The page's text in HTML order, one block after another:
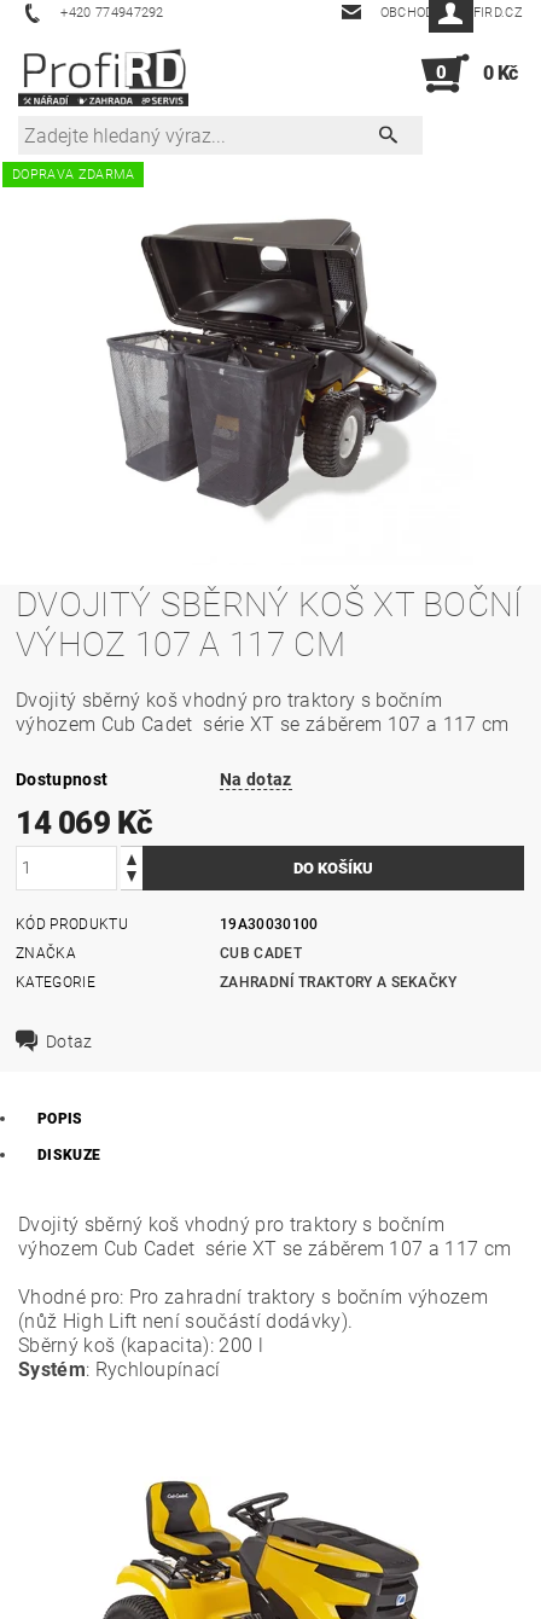
+420 774947292 OBCHOD@PROFIRD.CZ
0 0 Kč
DOPRAVA ZDARMA
DVOJITÝ SBĚRNÝ KOŠ XT BOČNÍ
VÝHOZ 107 A 117 CM
Dvojitý sběrný koš vhodný pro traktory s bočním
výhozem Cub Cadet série XT se záběrem 107 a 117 cm
Dostupnost Na dotaz
14 069 Kč
KÓD PRODUKTU
19A30030100
ZNAČKA
CUB CADET
KATEGORIE
ZAHRADNÍ TRAKTORY A SEKAČKY
Dotaz
POPIS
DISKUZE
Dvojitý sběrný koš vhodný pro traktory s bočním
výhozem Cub Cadet série XT se záběrem 107 a 117 cm
Vhodné pro: Pro zahradní traktory s bočním výhozem
(nůž High Lift není součástí dodávky).
Sběrný koš (kapacita): 200 l
Systém: Rychloupínací